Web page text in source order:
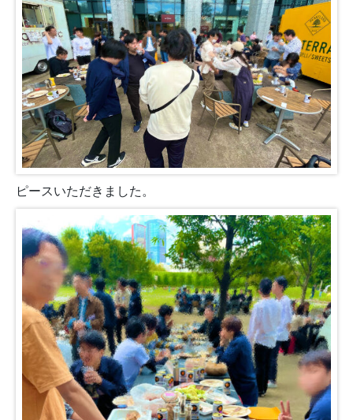
ピースいただきました。